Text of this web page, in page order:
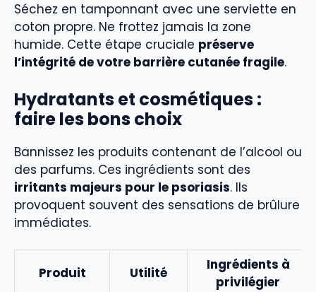
Séchez en tamponnant avec une serviette en
coton propre. Ne frottez jamais la zone
humide. Cette étape cruciale préserve
l’intégrité de votre barrière cutanée fragile.
Hydratants et cosmétiques :
faire les bons choix
Bannissez les produits contenant de l’alcool ou
des parfums. Ces ingrédients sont des
irritants majeurs pour le psoriasis. Ils
provoquent souvent des sensations de brûlure
immédiates.
Produit Utilité
Ingrédients à
privilégier